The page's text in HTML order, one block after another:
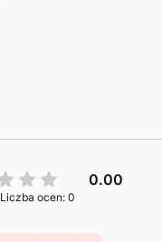
0.00
Liczba ocen: 0